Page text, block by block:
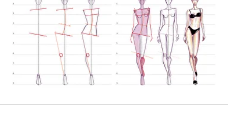
Принято считать, что человеческая фигура
измеряется головами, а точнее высотой головы. В
фигуру обычного человека помещается 7,5 - 8
голов, тогда как фэшн фигуры - это зачастую
вытянутые пропорции и тут мы можем позволить
может доходить и до 16 голов. Всё упирается в